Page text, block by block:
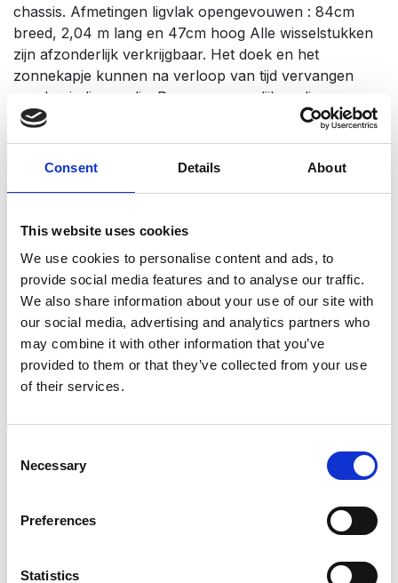
Consent Details About
This website uses cookies
We use cookies to personalise content and ads, to
provide social media features and to analyse our traffic.
We also share information about your use of our site with
our social media, advertising and analytics partners who
may combine it with other information that you’ve
provided to them or that they’ve collected from your use
of their services.
Selection
Necessary
Preferences
Statistics
chassis. Afmetingen ligvlak opengevouwen : 84cm
breed, 2,04 m lang en 47cm hoog Alle wisselstukken
zijn afzonderlijk verkrijgbaar. Het doek en het
zonnekapje kunnen na verloop van tijd vervangen
worden indien nodig. Pas op voor gelijkaardige
aanbiedingen voor de helft van de prijs. Ziet er
gelijkaardig uit maar kwaliteit is beneden alle niveau.
Doeken scheuren binnen het jaar, aluminium plooit
goedkopere 304 versie...enz.... Een verwittigd man is er
430,00€
KLEURENKAART MODEL BIG